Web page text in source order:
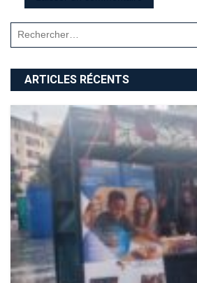
ARTICLES RÉCENTS